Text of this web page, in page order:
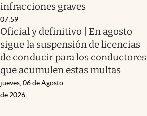
infracciones graves
07:59
Oficial y definitivo | En agosto
sigue la suspensión de licencias
de conducir para los conductores
que acumulen estas multas
jueves, 06 de Agosto
de 2026